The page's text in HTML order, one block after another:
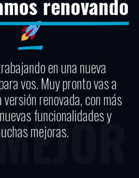
en una nueva
vos. Muy pronto vas a
renovada, con más
funcionalidades y
mejoras.